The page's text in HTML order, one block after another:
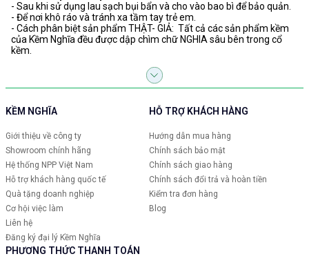
- Sau khi sử dụng lau sạch bụi bẩn và cho vào bao bì để bảo quản.
- Để nơi khô ráo và tránh xa tầm tay trẻ em.
- Cách phân biệt sản phẩm THẬT- GIẢ: Tất cả các sản phẩm kềm
của Kềm Nghĩa đều được dập chìm chữ NGHIA sâu bên trong cổ
kềm.
KỀM NGHĨA
Giới thiệu về công ty
Showroom chính hãng
Hệ thống NPP Việt Nam
Hỗ trợ khách hàng quốc tế
Quà tặng doanh nghiệp
Cơ hội việc làm
Liên hệ
Đăng ký đại lý Kềm Nghĩa
HỖ TRỢ KHÁCH HÀNG
Hướng dẫn mua hàng
Chính sách bảo mật
Chính sách giao hàng
Chính sách đổi trả và hoàn tiền
Kiểm tra đơn hàng
Blog
PHƯƠNG THỨC THANH TOÁN